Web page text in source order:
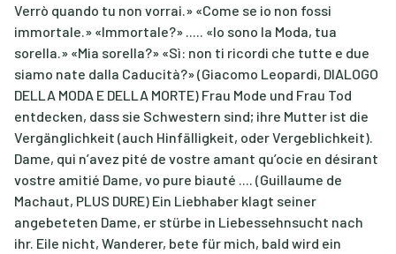
Verrò quando tu non vorrai.» «Come se io non fossi
immortale.» «Immortale?» ..... «Io sono la Moda, tua
sorella.» «Mia sorella?» «Sì: non ti ricordi che tutte e due
siamo nate dalla Caducità?» (Giacomo Leopardi, DIALOGO
DELLA MODA E DELLA MORTE) Frau Mode und Frau Tod
entdecken, dass sie Schwestern sind; ihre Mutter ist die
Vergänglichkeit (auch Hinfälligkeit, oder Vergeblichkeit).
Dame, qui n’avez pité de vostre amant qu’ocie en désirant
vostre amitié Dame, vo pure biauté .... (Guillaume de
Machaut, PLUS DURE) Ein Liebhaber klagt seiner
angebeteten Dame, er stürbe in Liebessehnsucht nach
ihr. Eile nicht, Wanderer, bete für mich, bald wird ein